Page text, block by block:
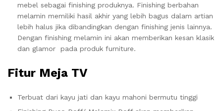
mebel sebagai finishing produknya. Finishing berbahan
melamin memiliki hasil akhir yang lebih bagus dalam artian
lebih halus jika dibandingkan dengan finishing jenis lainnya.
Dengan finishing melamin ini akan memberikan kesan klasik
dan glamor pada produk furniture.
Fitur Meja TV
Terbuat dari kayu jati dan kayu mahoni bermutu tinggi